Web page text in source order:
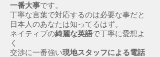
一番大事です。
丁寧な言葉で対応するのは必要な事だと
日本人のあなたは知ってるはず。
ネイティブの綺麗な英語で丁寧に愛想よ
く
交渉に一番強い現地スタッフによる電話